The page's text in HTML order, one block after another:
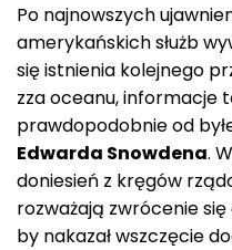
Po najnowszych
amerykańskich służb
się istnienia kolejnego
zza oceanu, informacje
prawdopodobnie od
Edwarda Snowdena.
doniesień z kręgów
rozważają zwrócenie
by nakazał wszczęcie